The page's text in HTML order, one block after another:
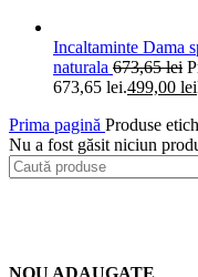
Incaltaminte Dama
naturala 673,65lei
673,65 lei.499,00 lei
Prima pagină Produse
Nu a fost găsit niciun